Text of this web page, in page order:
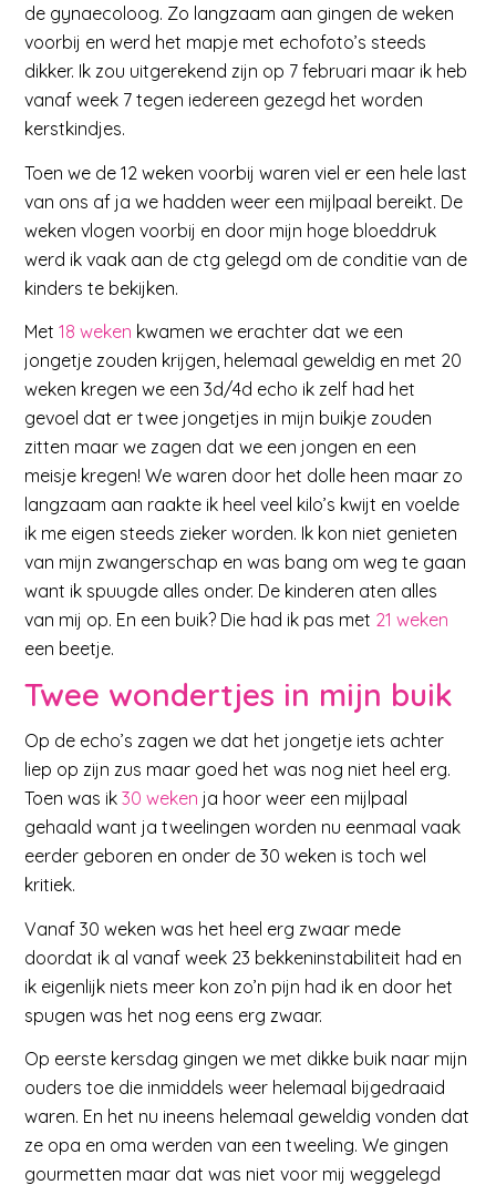
de gynaecoloog. Zo langzaam aan gingen de weken
voorbij en werd het mapje met echofoto’s steeds
dikker. Ik zou uitgerekend zijn op 7 februari maar ik heb
vanaf week 7 tegen iedereen gezegd het worden
kerstkindjes.
Toen we de 12 weken voorbij waren viel er een hele last
van ons af ja we hadden weer een mijlpaal bereikt. De
weken vlogen voorbij en door mijn hoge bloeddruk
werd ik vaak aan de ctg gelegd om de conditie van de
kinders te bekijken.
Met18 weken kwamen we erachter dat we een
jongetje zouden krijgen, helemaal geweldig en met 20
weken kregen we een 3d/4d echo ik zelf had het
gevoel dat er twee jongetjes in mijn buikje zouden
zitten maar we zagen dat we een jongen en een
meisje kregen! We waren door het dolle heen maar zo
langzaam aan raakte ik heel veel kilo’s kwijt en voelde
ik me eigen steeds zieker worden. Ik kon niet genieten
van mijn zwangerschap en was bang om weg te gaan
want ik spuugde alles onder. De kinderen aten alles
van mij op. En een buik? Die had ik pas met 21 weken
een beetje.
Twee wondertjes in mijn buik
Op de echo’s zagen we dat het jongetje iets achter
liep op zijn zus maar goed het was nog niet heel erg.
Toen was ik30 weken ja hoor weer een mijlpaal
gehaald want ja tweelingen worden nu eenmaal vaak
eerder geboren en onder de 30 weken is toch wel
kritiek.
Vanaf 30 weken was het heel erg zwaar mede
doordat ik al vanaf week 23 bekkeninstabiliteit had en
ik eigenlijk niets meer kon zo’n pijn had ik en door het
spugen was het nog eens erg zwaar.
Op eerste kersdag gingen we met dikke buik naar mijn
ouders toe die inmiddels weer helemaal bijgedraaid
waren. En het nu ineens helemaal geweldig vonden dat
ze opa en oma werden van een tweeling. We gingen
gourmetten maar dat was niet voor mij weggelegd